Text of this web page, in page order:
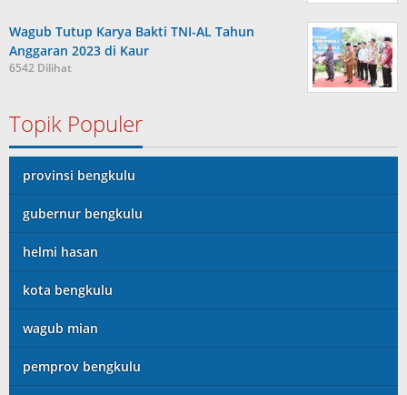
Wagub Tutup Karya Bakti TNI-AL Tahun
Anggaran 2023 di Kaur
6542 Dilihat
Topik Populer
provinsi bengkulu
gubernur bengkulu
helmi hasan
kota bengkulu
wagub mian
pemprov bengkulu